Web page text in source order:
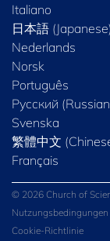
Italiano
日本語 (Japanese)
Nederlands
Norsk
Português
Русский
Svenska
繁體中文
Français
© 2026 Church of
Nutzungsbedingungen
Cookie-Richtlinie